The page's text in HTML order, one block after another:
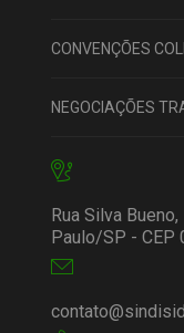
CONVENÇÕES
NEGOCIAÇÕES
Rua Silva
Paulo/SP - CEP